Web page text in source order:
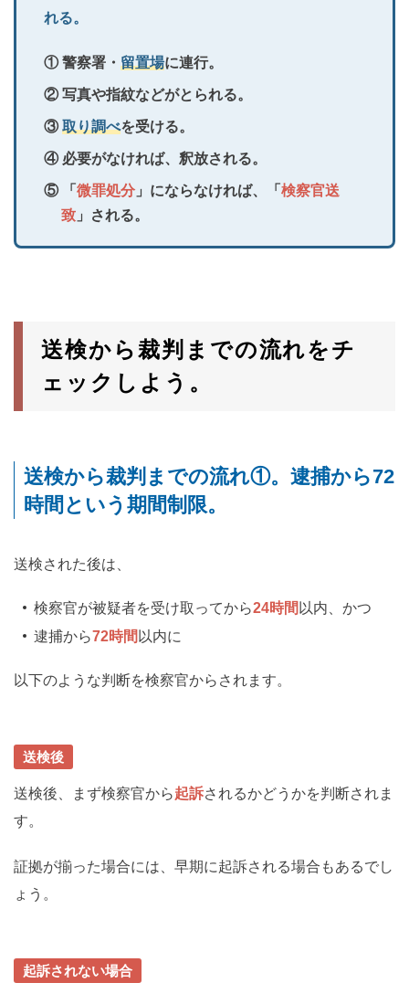
れる。
① 警察署・ 留置場に連行。
② 写真や指紋などがとられる。
③取り調べを受ける。
④ 必要がなければ、釈放される。
⑤ 「 微罪処分 」にならなければ、「 検察官送
致 」される。
送検から裁判までの流れをチ
ェックしよう。
送検から裁判までの流れ①。逮捕から72
時間という期間制限。
送検された後は、
検察官が被疑者を受け取ってから24時間以内、かつ
逮捕から72時間以内に
以下のような判断を検察官からされます。
送検後
送検後、まず検察官から起訴されるかどうかを判断されま
す。
証拠が揃った場合には、早期に起訴される場合もあるでし
ょう。
起訴されない場合